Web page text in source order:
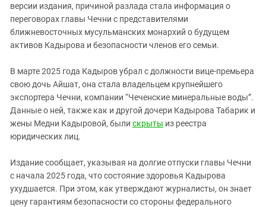
версии издания, причиной разлада стала информация о
переговорах главы Чечни с представителями
ближневосточных мусульманских монархий о будущем
активов Кадырова и безопасности членов его семьи.
В марте 2025 года Кадыров убрал с должности вице-премьера
свою дочь Айшат, она стала владельцем крупнейшего
экспортера Чечни, компании “Чеченские минеральные воды”.
Данные о ней, также как и другой дочери Кадырова Табарик и
жены Медни Кадыровой, были скрыты из реестра
юридических лиц.
Издание сообщает, указывая на долгие отпуски главы Чечни
с начала 2025 года, что состояние здоровья Кадырова
ухудшается. При этом, как утверждают журналисты, он знает
цену гарантиям безопасности со стороны федерального